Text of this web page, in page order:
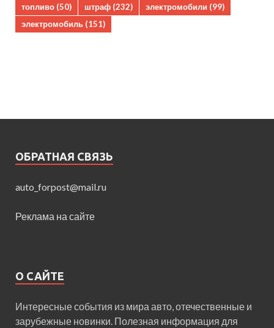
топливо (50) штраф (232) электромобили (99)
электромобиль (151)
ОБРАТНАЯ СВЯЗЬ
auto_forpost@mail.ru
Реклама на сайте
О САЙТЕ
Интересные события из мира авто, отечественные и
зарубежные новинки. Полезная информация для